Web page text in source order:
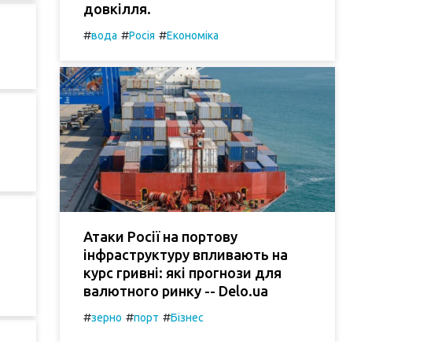
довкілля.
#вода #Росія #Економіка
Атаки Росії на портову
інфраструктуру впливають на
курс гривні: які прогнози для
валютного ринку -- Delo.ua
#зерно #порт #Бізнес